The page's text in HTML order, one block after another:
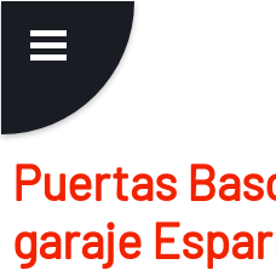
Puertas
garaje